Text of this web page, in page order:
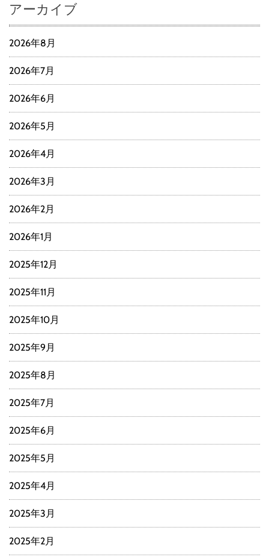
アーカイブ
2026年8月
2026年7月
2026年6月
2026年5月
2026年4月
2026年3月
2026年2月
2026年1月
2025年12月
2025年11月
2025年10月
2025年9月
2025年8月
2025年7月
2025年6月
2025年5月
2025年4月
2025年3月
2025年2月